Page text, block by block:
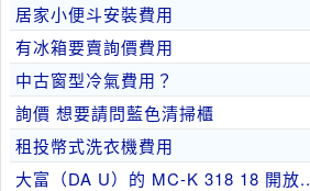
居家小便斗安裝費用
有冰箱要賣詢價費用
中古窗型冷氣費用？
詢價 想要請問藍色清掃櫃
租投幣式洗衣機費用
大富（DA U）的 MC-K 318 18 開放..